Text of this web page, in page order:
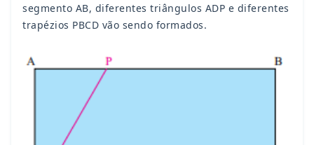
segmento AB, diferentes triângulos ADP e diferentes
trapézios PBCD vão sendo formados.